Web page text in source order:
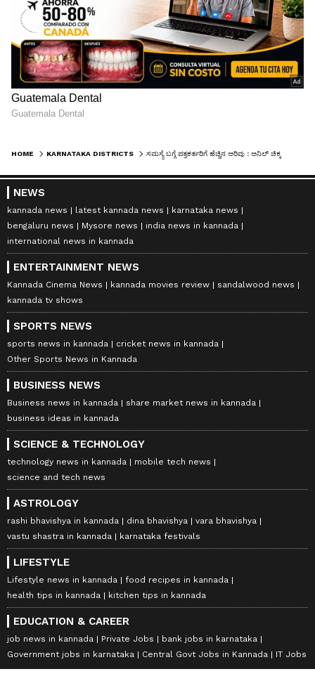
HOME KARNATAKA DISTRICTS
NEWS
kannada news latest kannada news
karnataka news
bengaluru news
Mysore news
india news in kannada
international news in kannada
ENTERTAINMENT NEWS
Kannada Cinema News kannada movies review
sandalwood news
kannada tv shows
SPORTS NEWS
sports news in kannada
cricket news in kannada
Other Sports News in Kannada
BUSINESS NEWS
Business news in kannada
share market news in kannada
business ideas in kannada
SCIENCE & TECHNOLOGY
technology news in kannada
mobile tech news
science and tech news
ASTROLOGY
rashi bhavishya in kannada dina bhavishya
vara bhavishya
vastu shastra in kannada
karnataka festivals
LIFESTYLE
Lifestyle news in kannada
food recipes in kannada
health tips in kannada
kitchen tips in kannada
EDUCATION & CAREER
job news in kannada Private Jobs
bank jobs in karnataka
Government jobs in karnataka
Central Govt Jobs in Kannada IT Jobs